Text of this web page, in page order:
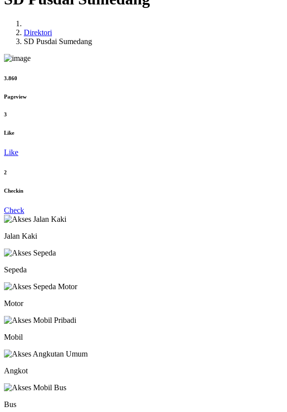
Direktori
SD Pusdai Sumedang
3.860
Pageview
3
Like
Like
2
Checkin
Check
Jalan Kaki
Sepeda
Motor
Mobil
Angkot
Bus